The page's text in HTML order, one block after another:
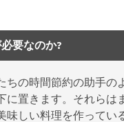
要なのか?
ちの時間節約の助手
に置きます。それらは
味しい料理を作ってい